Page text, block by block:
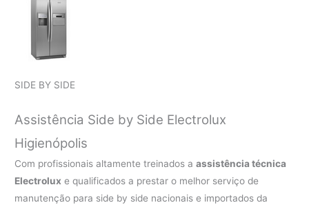
SIDE BY SIDE
Assistência Side by Side Electrolux
Higienópolis
Com profissionais altamente treinados aassistência técnica
Electrolux e qualificados a prestar o melhor serviço de
manutenção para side by side nacionais e importados da